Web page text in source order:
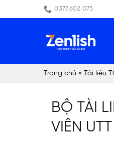
to
0377.602.075
Trang chủ » Tài liệu
BỘ TÀI
VIÊN UTT